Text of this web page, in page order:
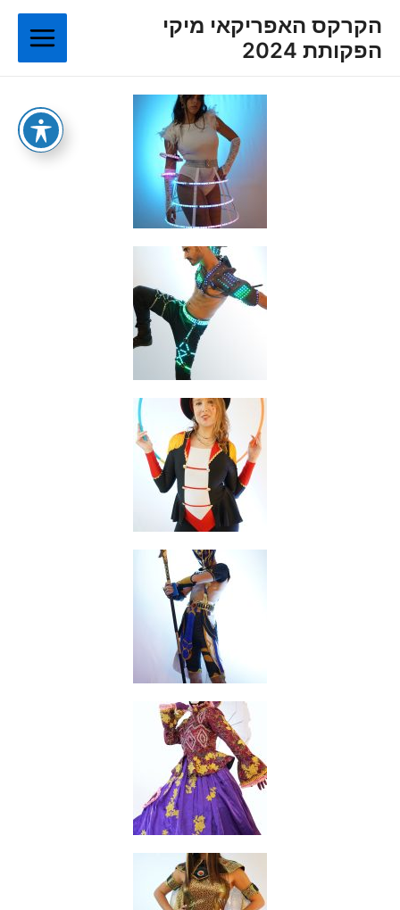
לתוכןהקרקס האפריקאי מיקי
הפקותת 2024
Main
Menu